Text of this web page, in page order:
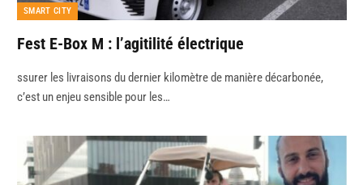
SMART CITY
Fest E-Box M : l’agitilité électrique
ssurer les livraisons du dernier kilomètre de manière décarbonée,
c’est un enjeu sensible pour les…